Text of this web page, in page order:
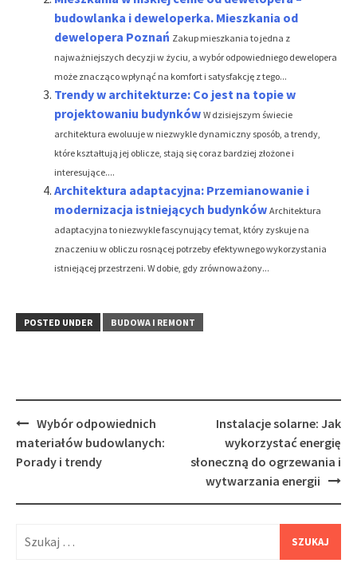
budowlanka i deweloperka. Mieszkania od
dewelopera Poznań Zakup mieszkania to jedna z
najważniejszych decyzji w życiu, a wybór odpowiedniego dewelopera
może znacząco wpłynąć na komfort i satysfakcję z tego...
Trendy w architekturze: Co jest na topie w
projektowaniu budynków W dzisiejszym świecie
architektura ewoluuje w niezwykle dynamiczny sposób, a trendy,
które kształtują jej oblicze, stają się coraz bardziej złożone i
interesujące....
Architektura adaptacyjna: Przemianowanie i
modernizacja istniejących budynków Architektura
adaptacyjna to niezwykle fascynujący temat, który zyskuje na
znaczeniu w obliczu rosnącej potrzeby efektywnego wykorzystania
istniejącej przestrzeni. W dobie, gdy zrównoważony...
POSTED UNDER BUDOWA I REMONT
Post
navigation
Wybór odpowiednich
materiałów budowlanych:
Porady i trendy
Instalacje solarne: Jak
wykorzystać energię
słoneczną do ogrzewania i
wytwarzania energii